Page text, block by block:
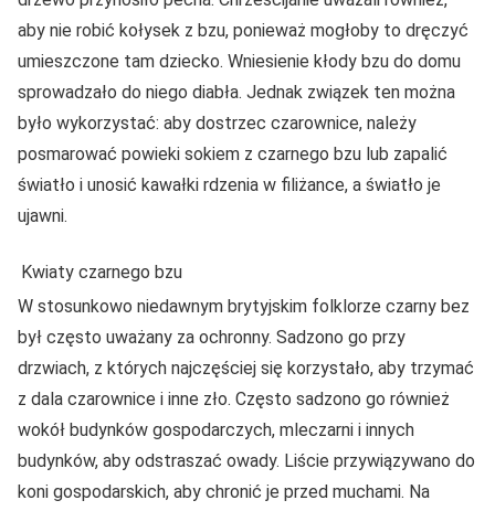
aby nie robić kołysek z bzu, ponieważ mogłoby to dręczyć
umieszczone tam dziecko. Wniesienie kłody bzu do domu
sprowadzało do niego diabła. Jednak związek ten można
było wykorzystać: aby dostrzec czarownice, należy
posmarować powieki sokiem z czarnego bzu lub zapalić
światło i unosić kawałki rdzenia w filiżance, a światło je
ujawni.
Kwiaty czarnego bzu
W stosunkowo niedawnym brytyjskim folklorze czarny bez
był często uważany za ochronny. Sadzono go przy
drzwiach, z których najczęściej się korzystało, aby trzymać
z dala czarownice i inne zło. Często sadzono go również
wokół budynków gospodarczych, mleczarni i innych
budynków, aby odstraszać owady. Liście przywiązywano do
koni gospodarskich, aby chronić je przed muchami. Na